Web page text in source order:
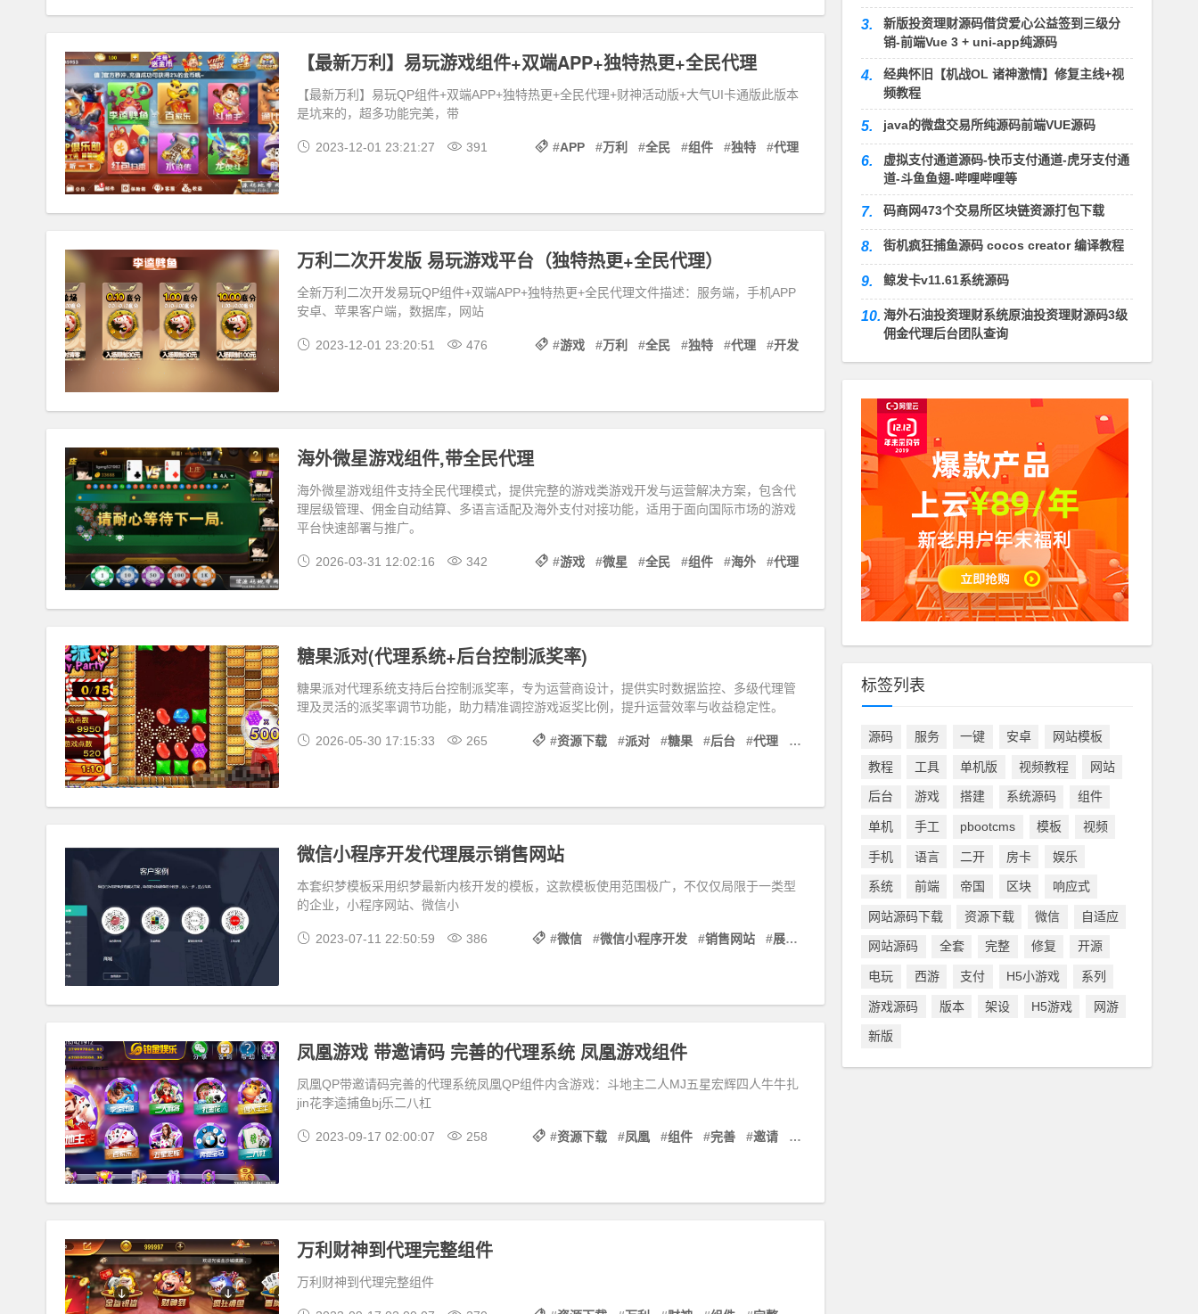
【最新万利】易玩游戏组件+双端APP+独特热更+全民代理
【最新万利】易玩QP组件+双端APP+独特热更+全民代理+财神活动版+大气UI卡通版此版本
是坑来的，超多功能完美，带
2023-12-01 23:21:27 391 #APP #万利 #全民 #组件 #独特 #代理
万利二次开发版 易玩游戏平台（独特热更+全民代理）
全新万利二次开发易玩QP组件+双端APP+独特热更+全民代理文件描述：服务端，手机APP
安卓、苹果客户端，数据库，网站
2023-12-01 23:20:51 476 #游戏 #万利 #全民 #独特 #代理 #开发
海外微星游戏组件,带全民代理
海外微星游戏组件支持全民代理模式，提供完整的游戏类游戏开发与运营解决方案，包含代
理层级管理、佣金自动结算、多语言适配及海外支付对接功能，适用于面向国际市场的游戏
平台快速部署与推广。
2026-03-31 12:02:16 342 #游戏 #微星 #全民 #组件 #海外 #代理
糖果派对(代理系统+后台控制派奖率)
糖果派对代理系统支持后台控制派奖率，专为运营商设计，提供实时数据监控、多级代理管
理及灵活的派奖率调节功能，助力精准调控游戏返奖比例，提升运营效率与收益稳定性。
2026-05-30 17:15:33 265 #资源下载 #派对 #糖果 #后台 #代理 系统
微信小程序开发代理展示销售网站
本套织梦模板采用织梦最新内核开发的模板，这款模板使用范围极广，不仅仅局限于一类型
的企业，小程序网站、微信小
2023-07-11 22:50:59 386 #微信 #微信小程序开发 #销售网站 #展示
凤凰游戏 带邀请码 完善的代理系统 凤凰游戏组件
凤凰QP带邀请码完善的代理系统凤凰QP组件内含游戏：斗地主二人MJ五星宏辉四人牛牛扎
jin花李逵捕鱼bj乐二八杠
2023-09-17 02:00:07 258 #资源下载 #凤凰 #组件 #完善 #邀请 代理
万利财神到代理完整组件
万利财神到代理完整组件
3.
新版投资理财源码借贷爱心公益签到三级分
销-前端Vue 3 + uni-app纯源码
4.
经典怀旧【机战OL 诸神激情】修复主线+视
频教程
5. java的微盘交易所纯源码前端VUE源码
6.
虚拟支付通道源码-快币支付通道-虎牙支付通
道-斗鱼鱼翅-哔哩哔哩等
7. 码商网473个交易所区块链资源打包下载
8. 街机疯狂捕鱼源码 cocos creator 编译教程
9. 鲸发卡v11.61系统源码
10. 海外石油投资理财系统原油投资理财源码3级
佣金代理后台团队查询
标签列表
源码 服务 一键 安卓 网站模板
教程 工具 单机版 视频教程 网站
后台 游戏 搭建 系统源码 组件
单机 手工 pbootcms 模板 视频
手机 语言 二开 房卡 娱乐
系统 前端 帝国 区块 响应式
网站源码下载 资源下载 微信 自适应
网站源码 全套 完整 修复 开源
电玩 西游 支付 H5小游戏 系列
游戏源码 版本 架设 H5游戏 网游
新版